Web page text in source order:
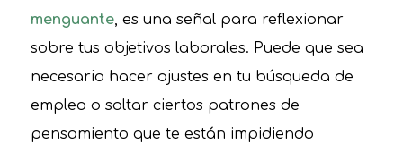
menguante, es una señal para reflexionar
sobre tus objetivos laborales. Puede que sea
necesario hacer ajustes en tu búsqueda de
empleo o soltar ciertos patrones de
pensamiento que te están impidiendo